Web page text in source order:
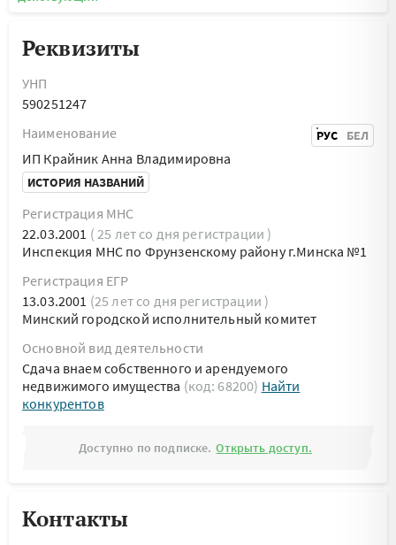
Реквизиты
УНП
590251247
Наименование
РУС БЕЛ
ИП Крайник Анна Владимировна
ИСТОРИЯ НАЗВАНИЙ
Регистрация МНС
22.03.2001 ( 25 лет со дня регистрации )
Инспекция МНС по Фрунзенскому району г.Минска №1
Регистрация ЕГР
13.03.2001 (25 лет со дня регистрации )
Минский городской исполнительный комитет
Основной вид деятельности
Сдача внаем собственного и арендуемого
недвижимого имущества (код: 68200) Найти
конкурентов
Доступно по подписке. Открыть доступ.
Контакты